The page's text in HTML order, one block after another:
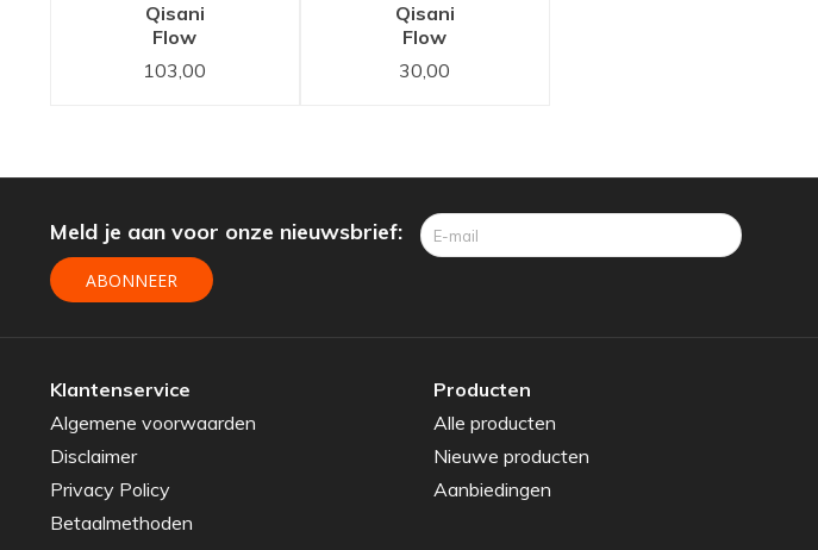
Qisani
Flow
staafhanddouche
Gun Metal
103,00
Qisani
Flow
doucheslang
Gun Metal
30,00
Meld je aan voor onze nieuwsbrief:
ABONNEER
Klantenservice
Algemene voorwaarden
Disclaimer
Privacy Policy
Betaalmethoden
Producten
Alle producten
Nieuwe producten
Aanbiedingen